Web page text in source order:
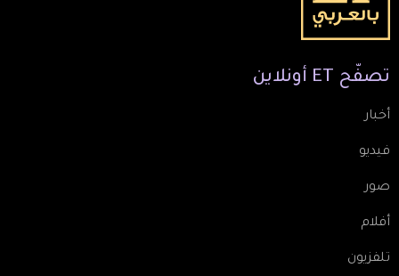
تصفّح ET أونلاين
أخبار
فيديو
صور
أفلام
تلفزيون